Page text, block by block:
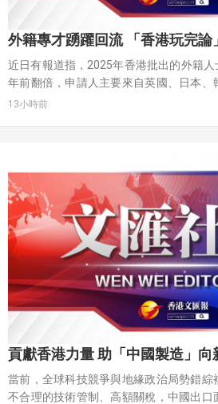
外籍專才踴躍回流 「香
近日有報道指，2025年香港批出的外籍
年前翻倍，申請人主要來自英國、日本、
外籍簽證數量按年增長17%，創2022年以
管透露，近期不少身處英國倫敦、迪拜
家，正積極面試駐港投資銀行管理層的職
東局勢影響，迪拜等地吸引力下滑，相
首選的發展城市。
13小時前
貢獻香港力量 助「中國製造
當前，全球科技競爭與地緣政治局勢錯
不合理的技術管制、高額關稅，中國出口